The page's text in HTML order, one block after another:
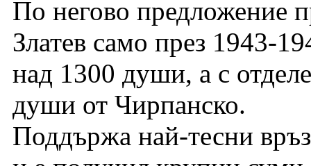
По негово предложение
Златев само през 1943-
над 1300 души, а с
души от Чирпанско.
Поддържа най-тесни